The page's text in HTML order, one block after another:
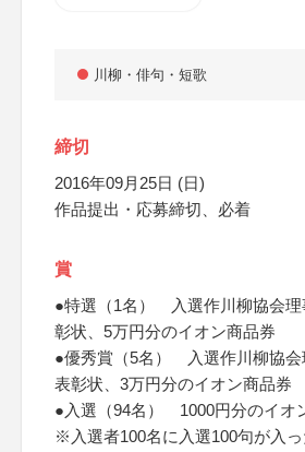
川柳・俳句・短歌
締切
2016年09月25日 (日)
作品提出・応募締切、必着
賞
●特選（1名） 入選作川柳協会理
彰状、5万円分のイオン商品券
●優秀賞（5名） 入選作川柳協会
表彰状、3万円分のイオン商品券
●入選（94名） 1000円分のイオ
※入選者100名に入選100句が入